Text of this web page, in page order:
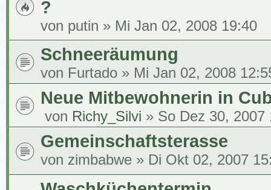
?
von putin » Mi Jan 02, 2008 19:40
Schneeräumung
von Furtado » Mi Jan 02, 2008
Neue Mitbewohnerin in
von Richy_Silvi » So Dez 30, 2007
Gemeinschaftsterasse
von zimbabwe » Di Okt 02, 2007